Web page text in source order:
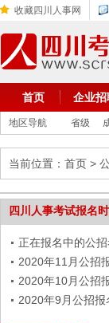
收藏四川人事网
首页 企业招
地区导航 省级
当前位置： 首页 >
四川人事考试报名
正在报名中的公招
2020年11月公招
2020年10月公招
2020年9月公招报